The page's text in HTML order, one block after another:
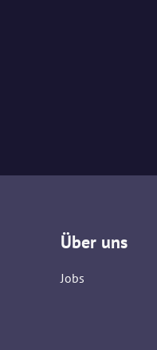
Über uns
Jobs